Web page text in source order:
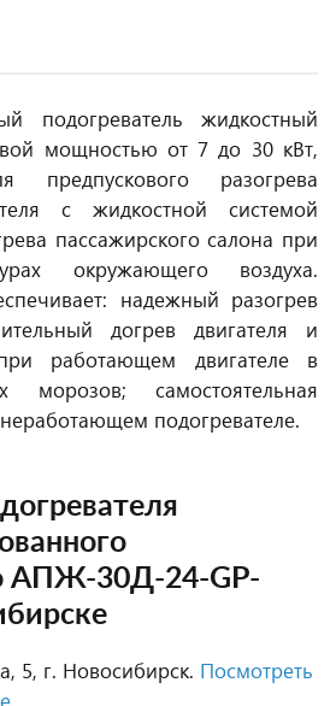
подогреватель жидкостный
мощностью от 7 до 30 кВт,
предпускового разогрева
с жидкостной системой
пассажирского салона при
окружающего воздуха.
надежный разогрев
догрев двигателя и
работающем двигателе в
морозов; самостоятельная
подогревателе.
АПЖ-30Д-24-GP-
5, г. Новосибирск. Посмотреть